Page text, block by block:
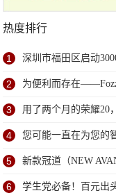
热度排行
1 深圳市福田区启动
2 为便利而存在
3 用了两个月的荣耀20
4 您可能一直在为您的
5 新款冠道（NEW
6 学生党必备！百元出